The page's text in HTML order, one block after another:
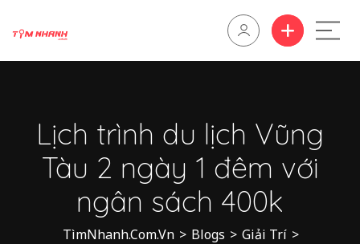
Lịch trình du lịch Vũng
Tàu 2 ngày 1 đêm với
ngân sách 400k
TìmNhanh.Com.Vn > Blogs > Giải Trí >